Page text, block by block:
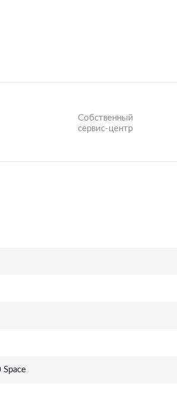
Собственный
сервис-центр